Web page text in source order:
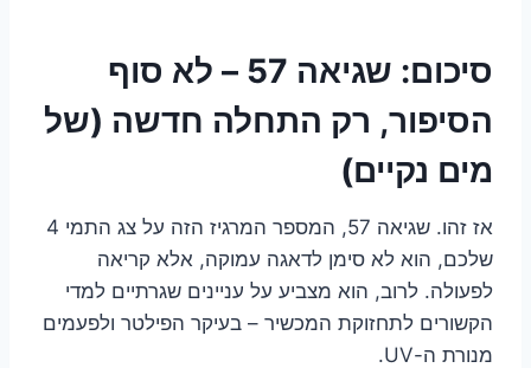
סיכום: שגיאה 57 – לא סוף
הסיפור, רק התחלה חדשה (של
מים נקיים)
אז זהו. שגיאה 57, המספר המרגיז הזה על צג התמי 4
שלכם, הוא לא סימן לדאגה עמוקה, אלא קריאה
לפעולה. לרוב, הוא מצביע על עניינים שגרתיים למדי
הקשורים לתחזוקת המכשיר – בעיקר הפילטר ולפעמים
מנורת ה-UV.